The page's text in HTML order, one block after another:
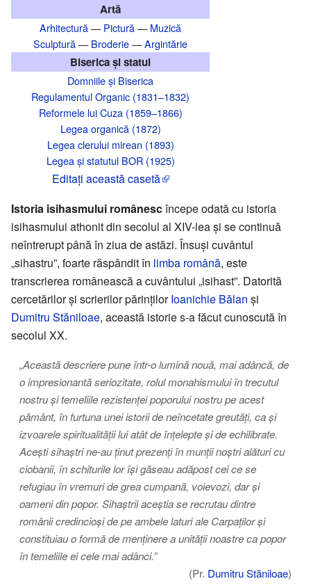
Artă
Arhitectură—Pictură—Muzică
Sculptură—Broderie—Argintărie
Biserica și statul
Domniile și Biserica
Regulamentul Organic (1831–1832)
Reformele lui Cuza (1859–1866)
Legea organică (1872)
Legea clerului mirean (1893)
Legea și statutul BOR (1925)
Editaţi această casetă
Istoria isihasmului românescîncepe odată cu istoria
isihasmului athonit din secolul al XIV-lea și se continuă
neîntrerupt până în ziua de astăzi. Însuși cuvântul
„sihastru”, foarte răspândit în limba română, este
transcrierea românească a cuvântului „isihast”. Datorită
cercetărilor și scrierilor părințilorIoanichie Bălan și
Dumitru Stăniloae, această istorie s-a făcut cunoscută în
secolul XX.
„Această descriere pune într-o lumină nouă, mai adâncă, de
o impresionantă seriozitate, rolul monahismului în trecutul
nostru și temeliile rezistenței poporului nostru pe acest
pământ, în furtuna unei istorii de neîncetate greutăți, ca și
izvoarele spiritualității lui atât de înțelepte și de echilibrate.
Acești sihaștri ne-au ținut prezenți în munții noștri alături cu
ciobanii, în schiturile lor își găseau adăpost cei ce se
refugiau în vremuri de grea cumpană, voievozi, dar și
oameni din popor. Sihaștrii aceștia se recrutau dintre
românii credincioși de pe ambele laturi ale Carpaților și
constituiau o formă de menținere a unității noastre ca popor
în temeliile ei cele mai adânci.”
(Pr. Dumitru Stăniloae)